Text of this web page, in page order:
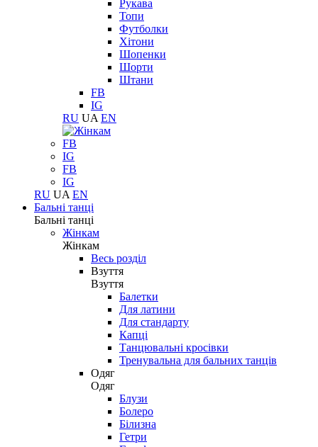
Рукава
Топи
Футболки
Хітони
Шопенки
Шорти
Штани
FB
IG
RU UA EN
FB
IG
FB
IG
RU UA EN
Бальні танці
Бальні танці
Жінкам
Жінкам
Весь розділ
Взуття
Взуття
Балетки
Для латини
Для стандарту
Капці
Танцювальні кросівки
Тренувальна для бальних танців
Одяг
Одяг
Блузи
Болеро
Білизна
Гетри